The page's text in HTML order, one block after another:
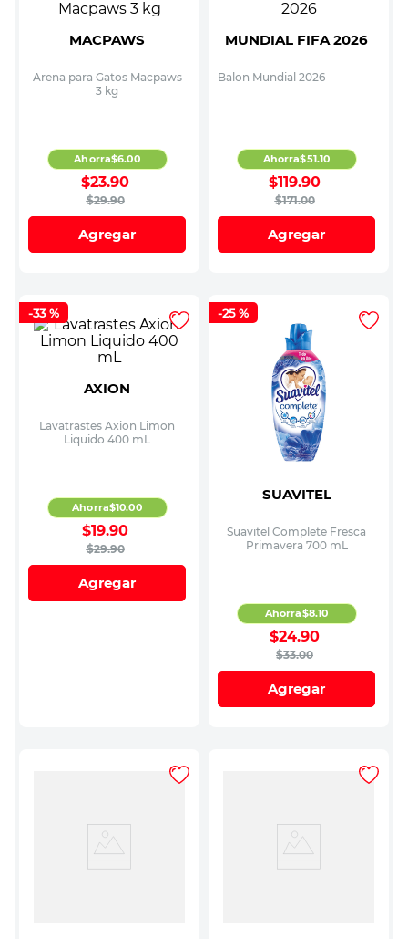
MACPAWS
Arena para Gatos Macpaws
3 kg
$29.90
$23.90
Ahorra$6.00
Agregar
MUNDIAL FIFA 2026
Balon Mundial 2026
$171.00
$119.90
Ahorra$51.10
Agregar
-33 %
AXION
Lavatrastes Axion Limon
Liquido 400 mL
$29.90
$19.90
Ahorra$10.00
Agregar
-25 %
SUAVITEL
Suavitel Complete Fresca
Primavera 700 mL
$33.00
$24.90
Ahorra$8.10
Agregar